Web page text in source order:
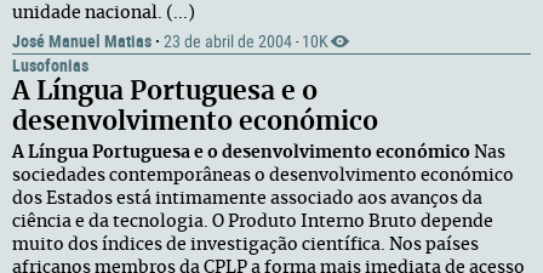
unidade nacional. (...)
José Manuel Matias · 23 de abril de 2004 · 10K
Lusofonias
A Língua Portuguesa e o
desenvolvimento económico
A Língua Portuguesa e o desenvolvimento económico Nas
sociedades contemporâneas o desenvolvimento económico
dos Estados está intimamente associado aos avanços da
ciência e da tecnologia. O Produto Interno Bruto depende
muito dos índices de investigação científica. Nos países
africanos membros da CPLP a forma mais imediata de acesso